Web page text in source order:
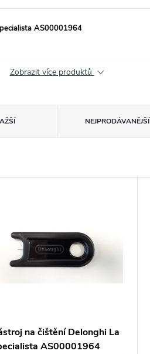
AS00001964
Zobrazit více produktů
NEJPRODÁVANĚJŠÍ
na čištění Delonghi La
AS00001964